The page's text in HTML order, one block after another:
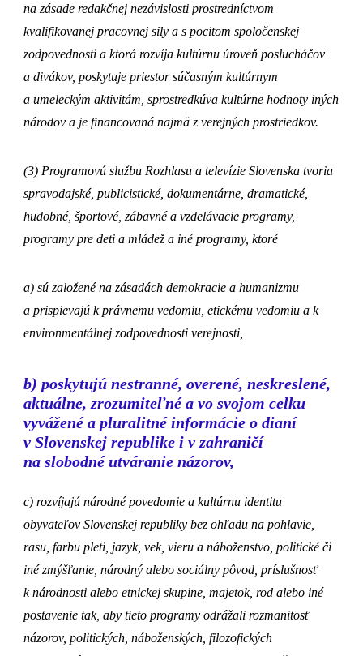
na zásade redakčnej nezávislosti prostredníctvom
kvalifikovanej pracovnej sily a s pocitom spoločenskej
zodpovednosti a ktorá rozvíja kultúrnu úroveň poslucháčov
a divákov, poskytuje priestor súčasným kultúrnym
a umeleckým aktivitám, sprostredkúva kultúrne hodnoty iných
národov a je financovaná najmä z verejných prostriedkov.
(3) Programovú službu Rozhlasu a televízie Slovenska tvoria
spravodajské, publicistické, dokumentárne, dramatické,
hudobné, športové, zábavné a vzdelávacie programy,
programy pre deti a mládež a iné programy, ktoré
a) sú založené na zásadách demokracie a humanizmu
a prispievajú k právnemu vedomiu, etickému vedomiu a k
environmentálnej zodpovednosti verejnosti,
b) poskytujú nestranné, overené, neskreslené,
aktuálne, zrozumiteľné a vo svojom celku
vyvážené a pluralitné informácie o dianí
v Slovenskej republike i v zahraničí
na slobodné utváranie názorov,
c) rozvíjajú národné povedomie a kultúrnu identitu
obyvateľov Slovenskej republiky bez ohľadu na pohlavie,
rasu, farbu pleti, jazyk, vek, vieru a náboženstvo, politické či
iné zmýšľanie, národný alebo sociálny pôvod, príslušnosť
k národnosti alebo etnickej skupine, majetok, rod alebo iné
postavenie tak, aby tieto programy odrážali rozmanitosť
názorov, politických, náboženských, filozofických